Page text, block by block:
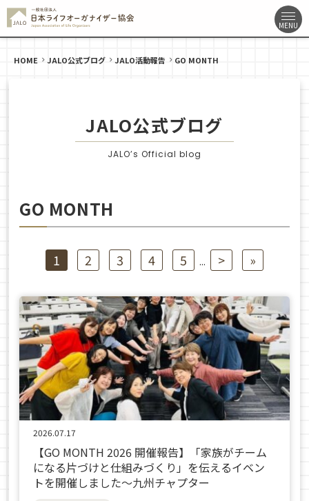
HOME JALO公式ブログ JALO活動報告 GO MONTH
JALO公式ブログ
JALO’s Official blog
GO MONTH
1 2 3 4 5 ... > »
2026.07.17
【GO MONTH 2026 開催報告】「家族がチーム
になる片づけと仕組みづくり」を伝えるイベン
トを開催しました～九州チャプター